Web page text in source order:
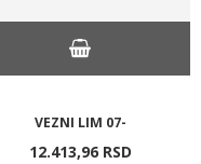
VEZNI LIM 07-
12.413,96 RSD